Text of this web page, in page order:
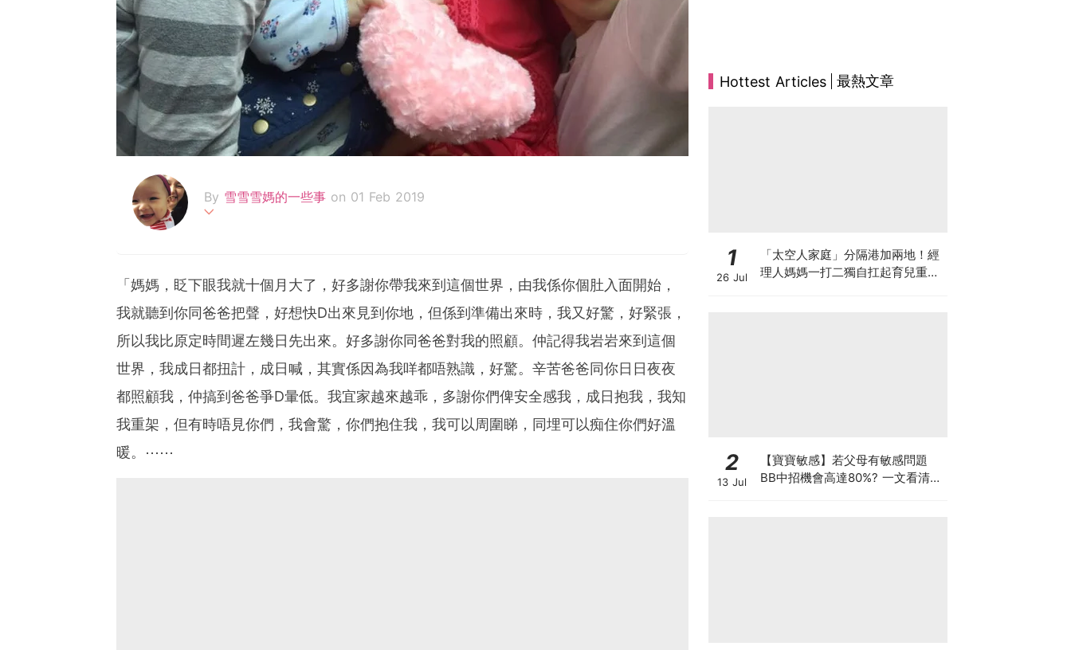
【雪雪有話要說 Dear Mom and Dad】
專欄分享 bloggers
By 雪雪雪媽的一些事 on 01 Feb 2019
Y，雪媽，喜歡音樂，不知會否感染雪雪呢？
目前是全職媽媽，全天候照顧雪雪
本身沒想過生B後要辭工作，成為全職媽媽。不過生B後，發現若要上班和女兒相處
時間
長頭幾年。
辭工後，時間多了
「媽媽，眨下眼我就十個月大了，好多謝你帶我來到這個世界，由我係你個肚入面開始，
我就聽到你同爸爸把聲，好想快D出來見到你地，但係到準備出來時，我又好驚，好緊張，
所以我比原定時間遲左幾日先出來。好多謝你同爸爸對我的照顧。仲記得我岩岩來到這個
世界，我成日都扭計，成日喊，其實係因為我咩都唔熟識，好驚。辛苦爸爸同你日日夜夜
都照顧我，仲搞到爸爸爭D暈低。我宜家越來越乖，多謝你們俾安全感我，成日抱我，我知
我重架，但有時唔見你們，我會驚，你們抱住我，我可以周圍睇，同埋可以痴住你們好溫
暖。⋯⋯
Hottest Articles 最熱文章
1
26 Jul
「太空人家庭」分隔港加兩地！經
理人媽媽一打二獨自扛起育兒重
2
13 Jul
【寶寶敏感】若父母有敏感問題
BB中招機會高達80%? 一文看清預